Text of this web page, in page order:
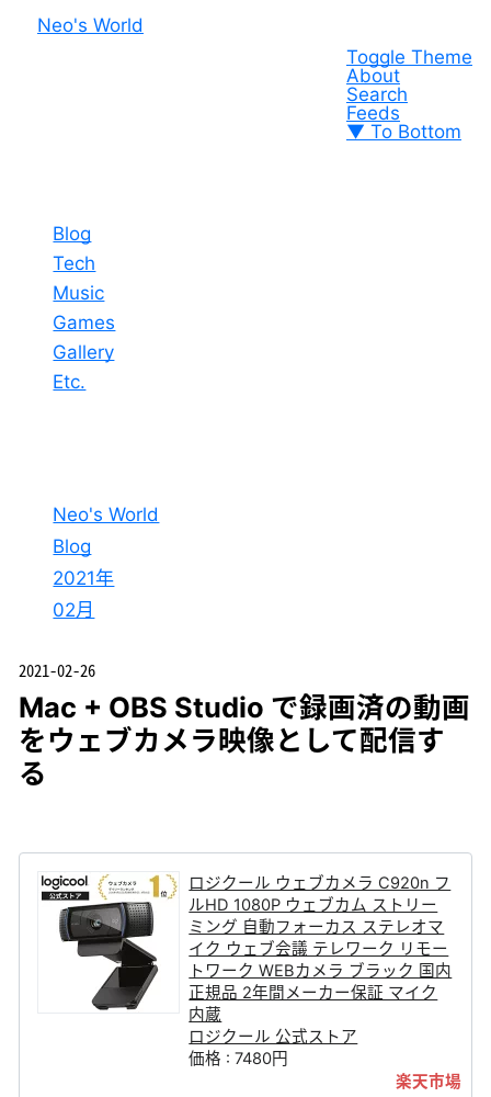
Neo's World
Toggle Theme
About
Search
Feeds
▼ To Bottom
Blog
Tech
Music
Games
Gallery
Etc.
Neo's World
Blog
2021年
02月
2021-02-26
Mac + OBS Studio で録画済の動画
をウェブカメラ映像として配信す
る
ロジクール ウェブカメラ C920n フ
ルHD 1080P ウェブカム ストリー
ミング 自動フォーカス ステレオマ
イク ウェブ会議 テレワーク リモー
トワーク WEBカメラ ブラック 国内
正規品 2年間メーカー保証 マイク
内蔵
ロジクール 公式ストア
価格 : 7480円